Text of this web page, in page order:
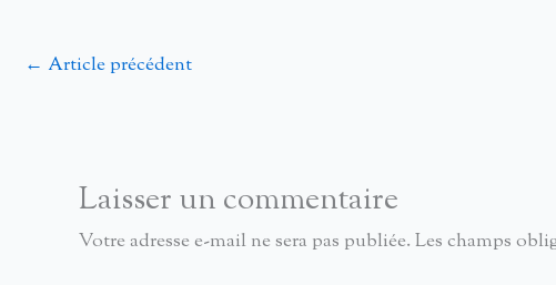
← Article précédent
Laisser un commentaire
Votre adresse e-mail ne sera pas publiée. Les champs